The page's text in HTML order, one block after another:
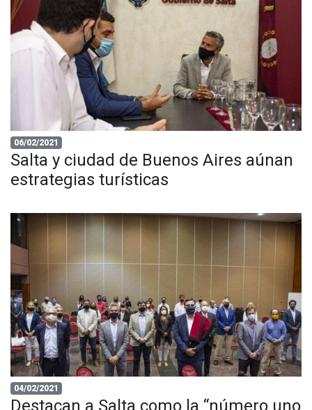
06/02/2021
Salta y ciudad de Buenos Aires aúnan
estrategias turísticas
04/02/2021
Destacan a Salta como la “número uno